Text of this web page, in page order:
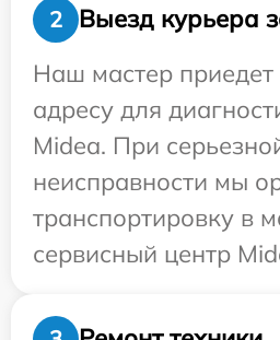
2
Выезд курьера
Наш мастер
адресу для
Midea. При
неисправности мы
транспортировку в
сервисный центр